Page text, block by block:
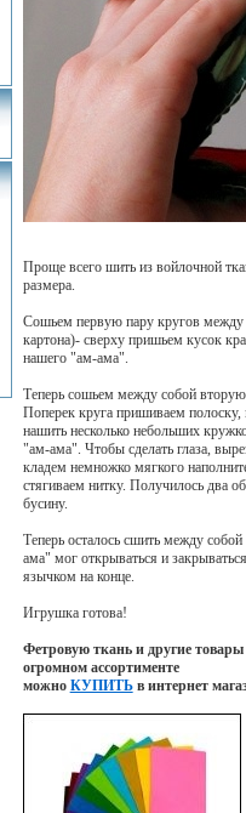
Проще всего шить из войлочной
размера.
Сошьем первую пару кругов
картона)- сверху пришьем кусок
нашего "ам-ама".
Теперь сошьем между собой
Поперек круга пришиваем
нашить несколько небольших
"ам-ама". Чтобы сделать глаза,
кладем немножко мягкого
стягиваем нитку. Получилось два
бусину.
Теперь осталось сшить между
ама" мог открываться и
язычком на конце.
Игрушка готова!
Фетровую ткань и другие товары
огромном ассортименте
можно КУПИТЬв интернет